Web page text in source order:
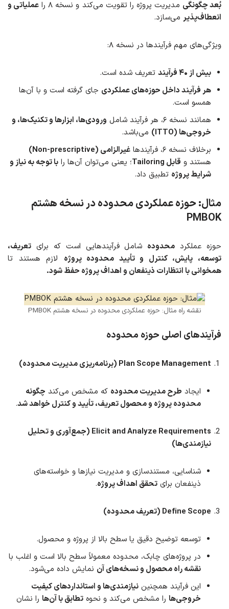
بُعد چگونگی مدیریت پروژه را تقویت می‌کند و نسخه ۸ را
عملیاتی و
انعطاف‌پذیر می‌سازد.
ویژگی‌های مهم فرآیندها در نسخه ۸:
بیش از ۴۰ فرآیند
تعریف شده است.
هر فرآیند داخل حوزه‌های عملکردی جای گرفته است و با آن‌ها
همسو است.
همانند نسخه ۶، هر فرآیند شامل
ورودی‌ها، ابزارها و تکنیک‌ها، و
خروجی‌ها (ITTO)
می‌باشد.
برخلاف نسخه ۶، فرآیندها
غیرالزامی (Non-prescriptive)
هستند و قابل Tailoring ؛ یعنی می‌توان آن‌ها را با توجه به نیاز و
شرایط پروژه تطبیق داد.
مثال: حوزه عملکردی محدوده در نسخه هشتم
PMBOK
حوزه عملکرد محدوده شامل فرآیندهایی است که برای تعریف،
توسعه، پایش، کنترل و تأیید محدوده پروژه لازم هستند تا
همخوانی با انتظارات ذینفعان و اهداف پروژه حفظ شود.
نقشه راه مثال: حوزه عملکردی محدوده در نسخه هشتم PMBOK
فرآیندهای اصلی حوزه محدوده
Plan Scope Management (برنامه‌ریزی مدیریت محدوده)
ایجاد طرح مدیریت محدوده که مشخص می‌کند چگونه
محدوده پروژه و محصول تعریف، تأیید و کنترل خواهد شد.
Elicit and Analyze Requirements (جمع‌آوری و تحلیل
نیازمندی‌ها)
شناسایی، مستندسازی و مدیریت نیازها و خواسته‌های
ذینفعان برای تحقق اهداف پروژه.
Define Scope (تعریف محدوده)
توسعه توضیح دقیق یا سطح بالا از پروژه و محصول.
در پروژه‌های چابک، محدوده معمولاً سطح بالا است و اغلب با
نقشه راه محصول و نسخه‌های آن نمایش داده می‌شود.
این فرآیند همچنین نیازمندی‌ها و استانداردهای کیفیت
خروجی‌ها را مشخص می‌کند و نحوه تطابق با آن‌ها را نشان